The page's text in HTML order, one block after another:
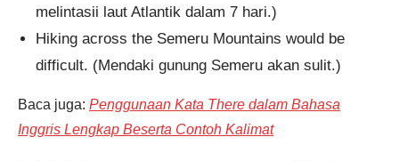
melintasii laut Atlantik dalam 7 hari.)
Hiking across the Semeru Mountains would be
difficult. (Mendaki gunung Semeru akan sulit.)
Baca juga: Penggunaan Kata There dalam Bahasa
Inggris Lengkap Beserta Contoh Kalimat